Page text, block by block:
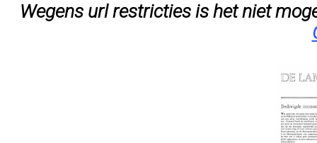
Wegens url restricties is het niet